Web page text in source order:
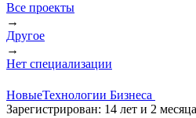
Все проекты
→
Другое
→
Нет специализации
НовыеТехнологии Бизнеса
Зарегистрирован: 14 лет и 2 месяца